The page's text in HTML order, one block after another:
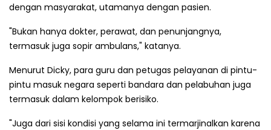
dengan masyarakat, utamanya dengan pasien.
"Bukan hanya dokter, perawat, dan penunjangnya,
termasuk juga sopir ambulans," katanya.
Menurut Dicky, para guru dan petugas pelayanan di pintu-
pintu masuk negara seperti bandara dan pelabuhan juga
termasuk dalam kelompok berisiko.
"Juga dari sisi kondisi yang selama ini termarjinalkan karena